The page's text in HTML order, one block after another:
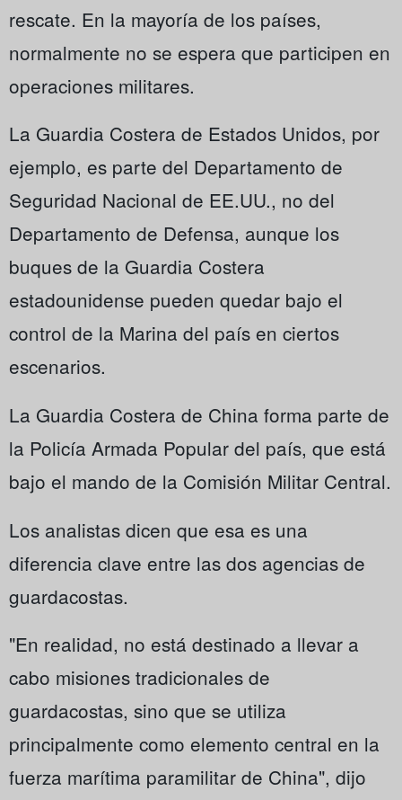
rescate. En la mayoría de los países,
normalmente no se espera que participen en
operaciones militares.
La Guardia Costera de Estados Unidos, por
ejemplo, es parte del Departamento de
Seguridad Nacional de EE.UU., no del
Departamento de Defensa, aunque los
buques de la Guardia Costera
estadounidense pueden quedar bajo el
control de la Marina del país en ciertos
escenarios.
La Guardia Costera de China forma parte de
la Policía Armada Popular del país, que está
bajo el mando de la Comisión Militar Central.
Los analistas dicen que esa es una
diferencia clave entre las dos agencias de
guardacostas.
"En realidad, no está destinado a llevar a
cabo misiones tradicionales de
guardacostas, sino que se utiliza
principalmente como elemento central en la
fuerza marítima paramilitar de China", dijo